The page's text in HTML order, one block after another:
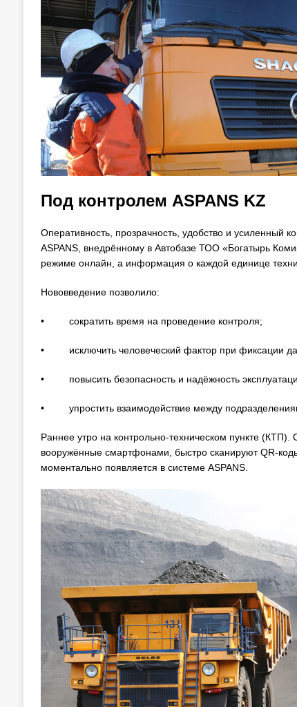
Под контролем ASPANS KZ
Оперативность, прозрачность, удобство и усиленный
ASPANS, внедрённому в Автобазе ТОО «Богатырь
режиме онлайн, а информация о каждой единице
Нововведение позволило:
• сократить время на проведение контроля;
• исключить человеческий фактор при фиксации
• повысить безопасность и надёжность
• упростить взаимодействие между
Раннее утро на контрольно-техническом пункте
вооружённые смартфонами, быстро сканируют QR-
моментально появляется в системе ASPANS.